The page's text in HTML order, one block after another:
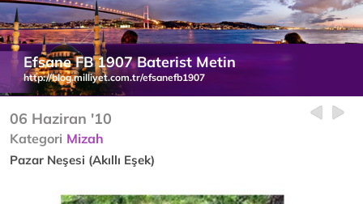
Efsane FB 1907 Baterist Metin
http://blog.milliyet.com.tr/efsanefb1907
06 Haziran '10
Kategori Mizah
Pazar Neşesi (Akıllı Eşek)